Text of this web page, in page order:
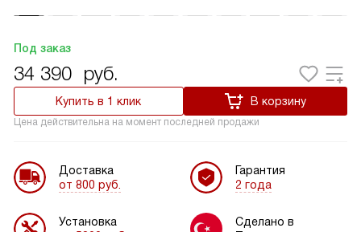
Под заказ
34 390 руб.
Купить в 1 клик В корзину
Цена действительна на момент последней продажи
Доставка
от 800 руб.
Установка
Гарантия
2 года
Сделано в